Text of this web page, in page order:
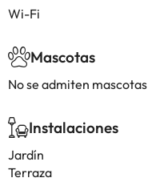
Wi-Fi
Mascotas
No se admiten mascotas
Instalaciones
Jardín
Terraza